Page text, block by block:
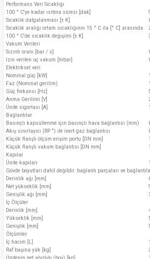
Performans Veri Sıcaklığı
100 ° C'ye kadar ısıtma süresi [dak]
Sıcaklık dalgalanması [± K]
Sıcaklık aralığı ortam sıcaklığının 15 ° C ila [° C] arasında
100 ° C'de sıcaklık değişimi [± K]
Vakum Verileri
Sızıntı oranı [bar / s]
İzin verilen uç vakum [mbar]
Elektriksel veri
Nominal güç [kW]
Faz (Nominal gerilim)
Güç frekansı [Hz]
Anma Gerilimi [V]
Ünite sigortası [A]
Bağlantılar
Basınçlı kapsüllenme için basınçlı hava bağlantısı (mm)
Akış sınırlayıcı (RP ") ile inert gaz bağlantısı
Küçük flanşlı ölçüm erişim portu [DN mm]
Küçük flanşlı vakum bağlantısı [DN mm]
Kapılar
Ünite kapıları
1
Gövde boyutları dahil değildir. bağlantı parçaları ve
Derinlik ağı [mm]
Net yükseklik [mm]
Genişlik ağı [mm]
İç Ölçüler
Derinlik [mm]
Yükseklik [mm]
Genişlik [mm]
Ölçümler
İç hacim [L]
Raf başına yük [kg]